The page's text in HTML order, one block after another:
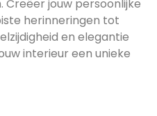
Creëer jouw persoonlijke
herinneringen tot
en elegantie
interieur een unieke